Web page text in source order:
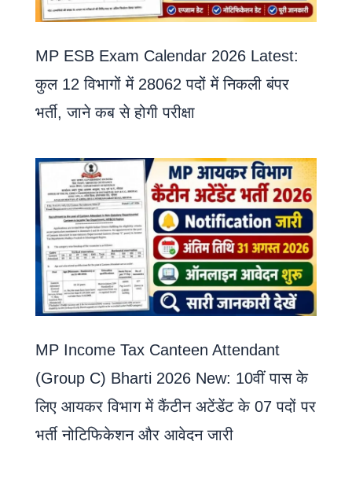
MP ESB Exam Calendar 2026 Latest:
कुल 12 विभागों में 28062 पदों में निकली बंपर
भर्ती, जाने कब से होगी परीक्षा
MP Income Tax Canteen Attendant
(Group C) Bharti 2026 New: 10वीं पास के
लिए आयकर विभाग में कैंटीन अटेंडेंट के 07 पदों पर
भर्ती नोटिफिकेशन और आवेदन जारी